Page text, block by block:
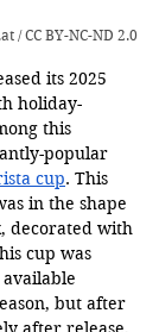
/ CC BY-NC-ND 2.0
its 2025
holiday-
this
popular
cup. This
in the shape
decorated with
cup was
but after